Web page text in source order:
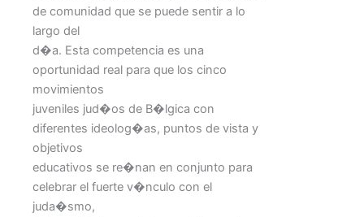
de comunidad que se puede sentir a lo
largo del
d�a. Esta competencia es una
oportunidad real para que los cinco
movimientos
juveniles jud�os de B�lgica con
diferentes ideolog�as, puntos de vista y
objetivos
educativos se re�nan en conjunto para
celebrar el fuerte v�nculo con el
juda�smo,